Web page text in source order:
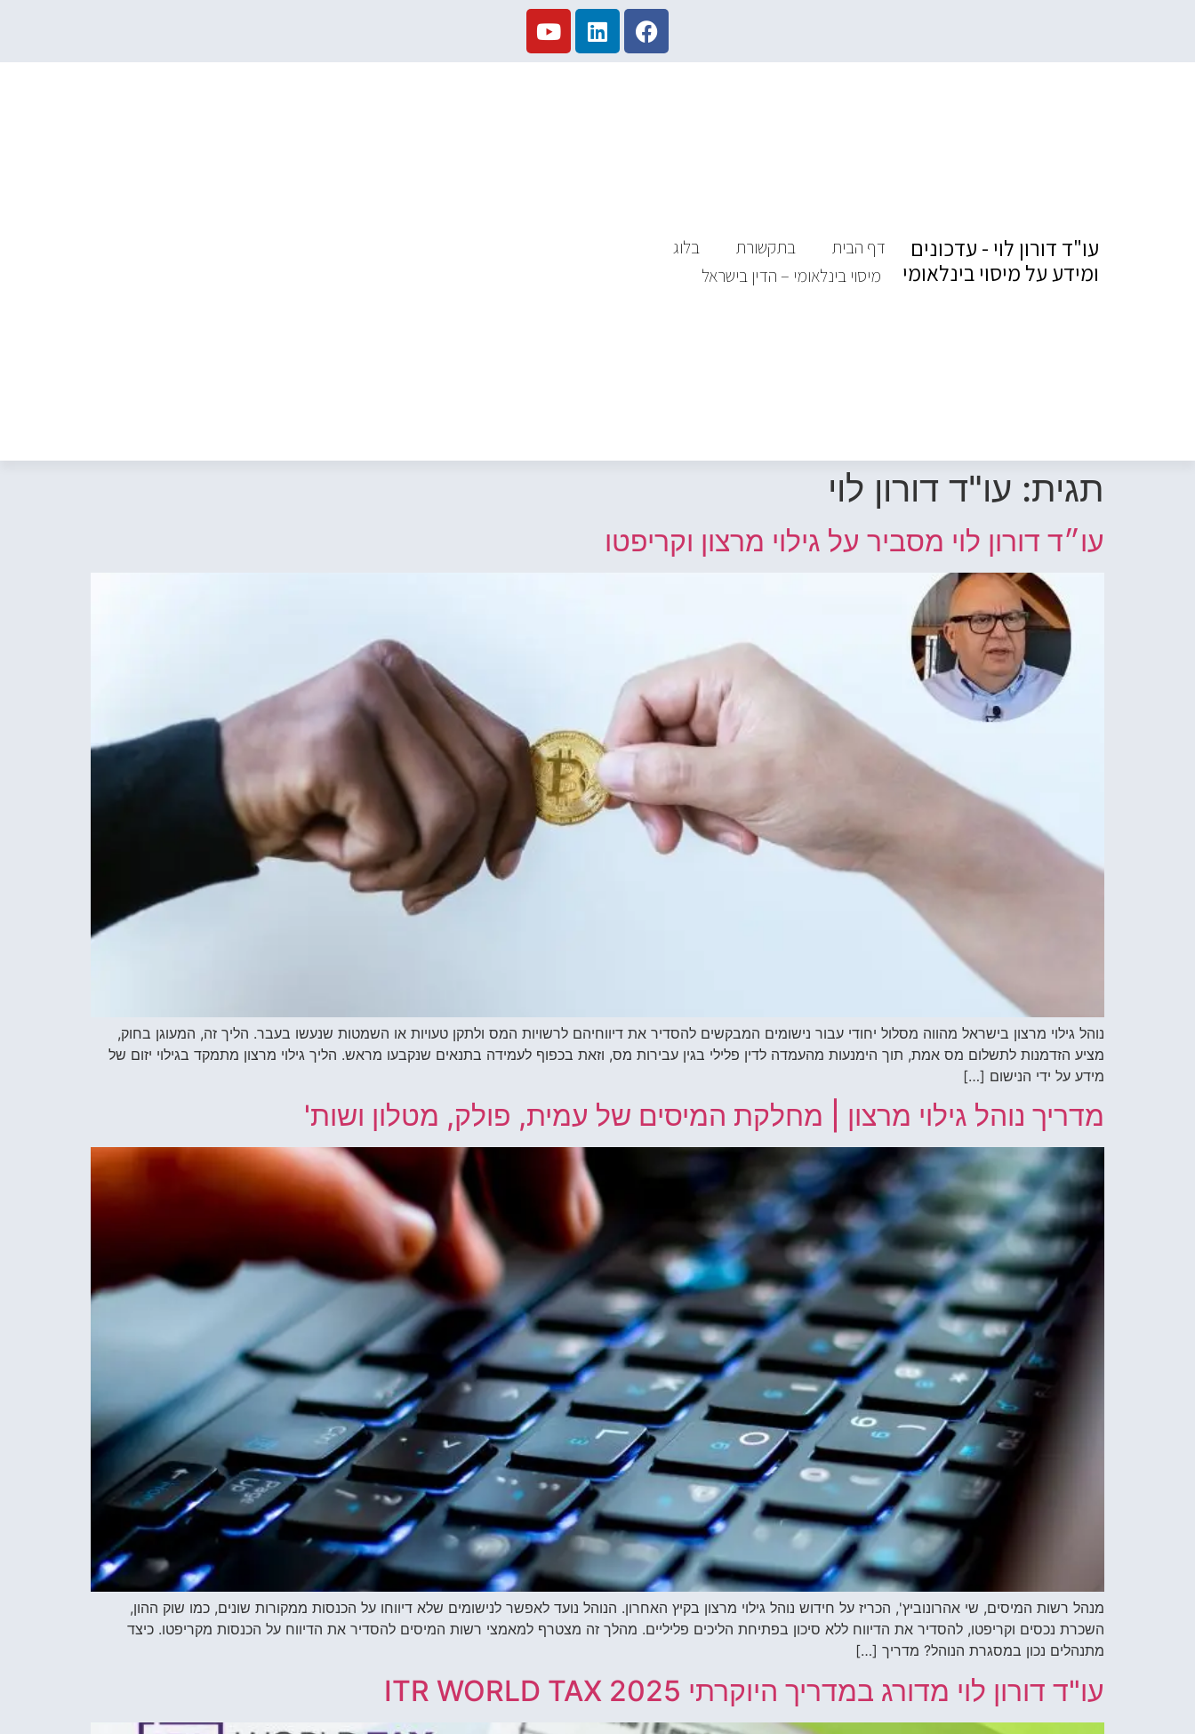
עו"ד דורון לוי - עדכונים
ומידע על מיסוי בינלאומי
דף הבית בתקשורת
בלוג
מיסוי בינלאומי – הדין בישראל
תגית: עו"ד דורון לוי
עו״ד דורון לוי מסביר על גילוי מרצון וקריפטו
נוהל גילוי מרצון בישראל מהווה מסלול יחודי עבור נישומים המבקשים להסדיר את דיווחיהם לרשויות המס ולתקן טעויות או השמטות שנעשו בעבר. הליך זה, המעוגן בחוק,
מציע הזדמנות לתשלום מס אמת, תוך הימנעות מהעמדה לדין פלילי בגין עבירות מס, וזאת בכפוף לעמידה בתנאים שנקבעו מראש. הליך גילוי מרצון מתמקד בגילוי יזום של
מידע על ידי הנישום […]
מדריך נוהל גילוי מרצון | מחלקת המיסים של עמית, פולק, מטלון ושות'
מנהל רשות המיסים, שי אהרונוביץ', הכריז על חידוש נוהל גילוי מרצון בקיץ האחרון. הנוהל נועד לאפשר לנישומים שלא דיווחו על הכנסות ממקורות שונים, כמו שוק ההון,
השכרת נכסים וקריפטו, להסדיר את הדיווח ללא סיכון בפתיחת הליכים פליליים. מהלך זה מצטרף למאמצי רשות המיסים להסדיר את הדיווח על הכנסות מקריפטו. כיצד
מתנהלים נכון במסגרת הנוהל? מדריך […]
עו"ד דורון לוי מדורג במדריך היוקרתי ITR WORLD TAX 2025